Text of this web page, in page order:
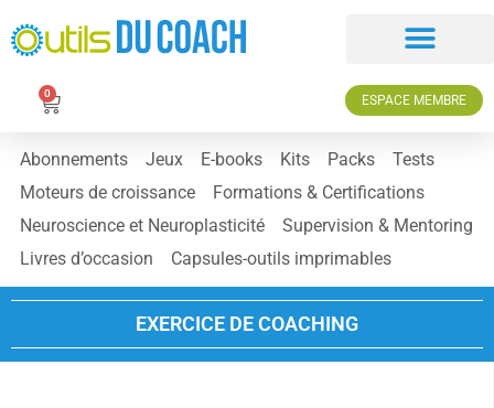
0 ESPACE MEMBRE
Abonnements Jeux E-books Kits Packs
Tests
Moteurs de croissance
Formations & Certifications
Neuroscience et Neuroplasticité
Supervision & Mentoring
Livres d’occasion
Capsules-outils imprimables
EXERCICE DE COACHING